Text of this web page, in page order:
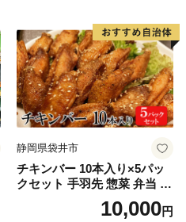
静岡県袋井市
チキンバー 10本入り×5パッ
クセット 手羽先 惣菜 弁当 お
かず お酒 おつまみ ギフト キ
ャンプ アウトドア キャンプ
10,000円